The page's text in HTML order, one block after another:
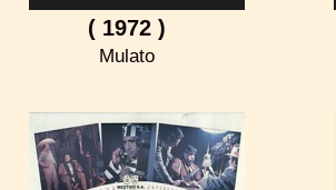
( 1972 )
Mulato